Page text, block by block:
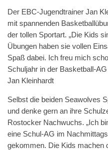
Der EBC-Jugendtrainer Jan
mit spannenden
der tollen Sportart. „Die Kids
Übungen haben sie vollen
Spaß dabei. Ich freu mich
Schuljahr in der Basketball-
Jan Kleinhardt
Selbst die beiden Seawolves
und denke gern an ihre
Rostocker Nachwuchs. „Ich
eine Schul-AG im
gekommen. Die Kids machen